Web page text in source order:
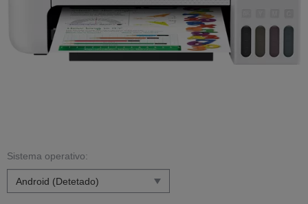
Sistema operativo: